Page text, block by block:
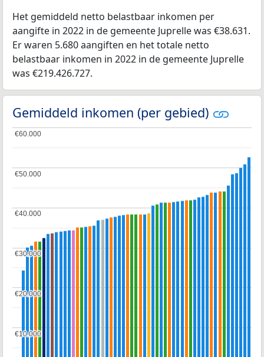
Het gemiddeld netto belastbaar inkomen per
aangifte in 2022 in de gemeente Juprelle was €38.631.
Er waren 5.680 aangiften en het totale netto
belastbaar inkomen in 2022 in de gemeente Juprelle
was €219.426.727.
Gemiddeld inkomen (per gebied)
€10.000
€10.000
€20.000
€20.000
€30.000
€30.000
€40.000
€40.000
€50.000
€50.000
€60.000
€60.000